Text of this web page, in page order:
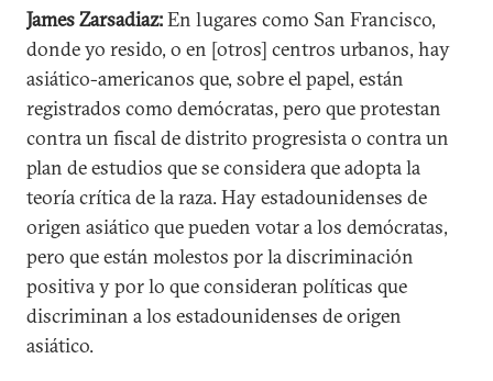
James Zarsadiaz:En lugares como San Francisco,
donde yo resido, o en [otros] centros urbanos, hay
asiático-americanos que, sobre el papel, están
registrados como demócratas, pero que protestan
contra un fiscal de distrito progresista o contra un
plan de estudios que se considera que adopta la
teoría crítica de la raza. Hay estadounidenses de
origen asiático que pueden votar a los demócratas,
pero que están molestos por la discriminación
positiva y por lo que consideran políticas que
discriminan a los estadounidenses de origen
asiático.